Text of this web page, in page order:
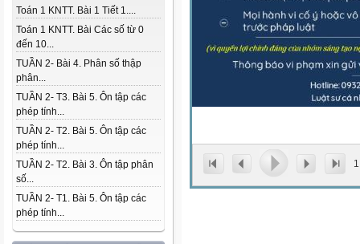
Toán 1 KNTT. Bài 1 Tiết 1....
Toán 1 KNTT. Bài Các số từ 0
đến 10...
TUẦN 2- Bài 4. Phân số thập
phân...
TUẦN 2- T3. Bài 5. Ôn tập các
phép tính...
TUẦN 2- T2. Bài 5. Ôn tập các
phép tính...
TUẦN 2- T2. Bài 3. Ôn tập phân
số...
TUẦN 2- T1. Bài 5. Ôn tập các
phép tính...
1